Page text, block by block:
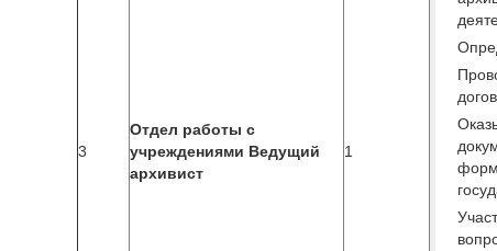
3
Отдел работы с
учреждениями Ведущий
архивист
1